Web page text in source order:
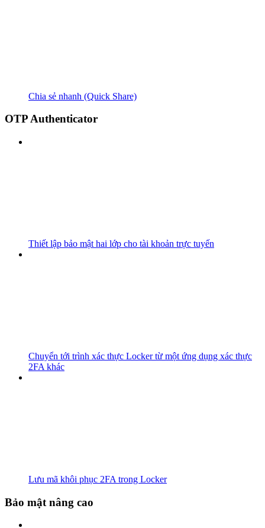
Chia sẻ nhanh (Quick Share)
OTP Authenticator
Thiết lập bảo mật hai lớp cho tài khoản trực tuyến
Chuyển tới trình xác thực Locker từ một ứng dụng xác thực
2FA khác
Lưu mã khôi phục 2FA trong Locker
Bảo mật nâng cao